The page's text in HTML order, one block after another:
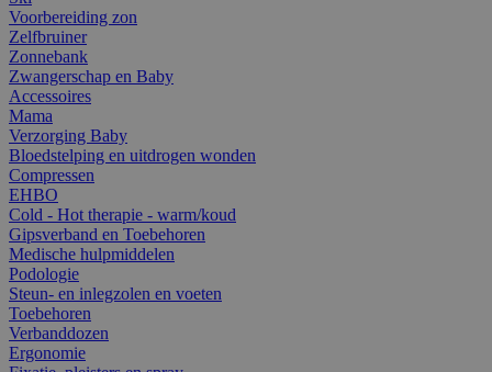
Voorbereiding zon
Zelfbruiner
Zonnebank
Zwangerschap en Baby
Accessoires
Mama
Verzorging Baby
Bloedstelping en uitdrogen wonden
Compressen
EHBO
Cold - Hot therapie - warm/koud
Gipsverband en Toebehoren
Medische hulpmiddelen
Podologie
Steun- en inlegzolen en voeten
Toebehoren
Verbanddozen
Ergonomie